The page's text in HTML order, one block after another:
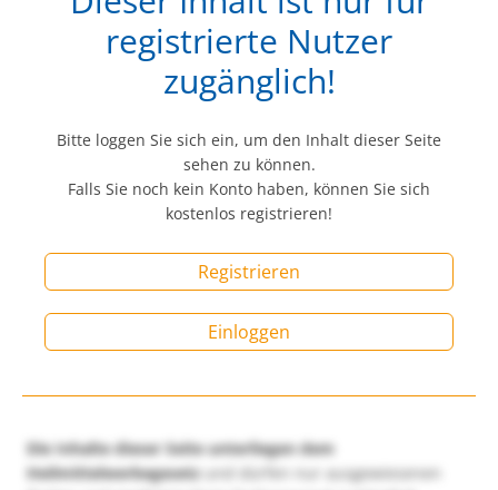
registrierte Nutzer
zugänglich!
Bitte loggen Sie sich ein, um den Inhalt dieser Seite
sehen zu können.
Falls Sie noch kein Konto haben, können Sie sich
kostenlos registrieren!
Registrieren
Einloggen
Die Inhalte dieser Seite unterliegen dem
Heilmittelwerbegesetzund dürfen nur ausgewiesenen